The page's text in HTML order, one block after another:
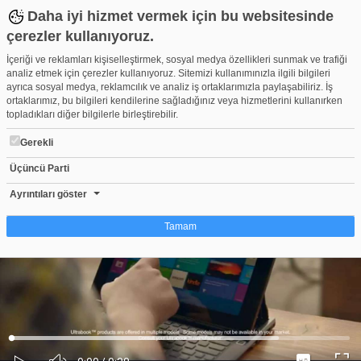
Daha iyi hizmet vermek için bu websitesinde
çerezler kullanıyoruz.
İçeriği ve reklamları kişiselleştirmek, sosyal medya özellikleri sunmak ve trafiği
analiz etmek için çerezler kullanıyoruz. Sitemizi kullanımınızla ilgili bilgileri
ayrıca sosyal medya, reklamcılık ve analiz iş ortaklarımızla paylaşabiliriz. İş
ortaklarımız, bu bilgileri kendilerine sağladığınız veya hizmetlerini kullanırken
topladıkları diğer bilgilerle birleştirebilir.
Gerekli
Üçüncü Parti
Ayrıntıları göster
Tamam
Çerez nedir?
Çerezler, web-sitelerinin, kullanıcıların deneyimlerini daha verimli hale getirmek
amacıyla kullandığı küçük metin dosyalarıdır. Yasalara göre, bu sitenin
işletilmesi için kesinlikle gerekli olan çerezleri cihazınıza yerleştirebiliyoruz.
Diğer çerez türleri için sizden izin almamız gerekiyor. Bu site farklı çerez türleri
kullanmaktadır. Bazı çerezler, sayfalarımızda yer alan üçüncü şahıs hizmetleri
tarafından yerleştirilir. İzniniz şu alanlar için geçerlidir: web.tv
Ses
Yüklendi:
Yükleniyor:
Dokunmatik bilgisayar deneyimi dünyanızı değiştirebilir -